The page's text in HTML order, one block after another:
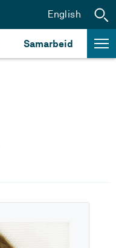
Samarbeid
English